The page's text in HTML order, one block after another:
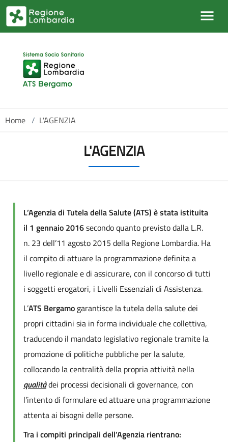
Salta al contenuto principale
Home / L'AGENZIA
L'AGENZIA
L’Agenzia di Tutela della Salute (ATS) è stata istituita
il 1 gennaio 2016secondo quanto previsto dalla L.R.
n. 23 dell’11 agosto 2015 della Regione Lombardia. Ha
il compito di attuare la programmazione definita a
livello regionale e di assicurare, con il concorso di tutti
i soggetti erogatori, i Livelli Essenziali di Assistenza.
L’ATS Bergamo garantisce la tutela della salute dei
propri cittadini sia in forma individuale che collettiva,
traducendo il mandato legislativo regionale tramite la
promozione di politiche pubbliche per la salute,
collocando la centralità della propria attività nella
qualitàdei processi decisionali di governance, con
l’intento di formulare ed attuare una programmazione
attenta ai bisogni delle persone.
Tra i compiti principali dell’Agenzia rientrano: